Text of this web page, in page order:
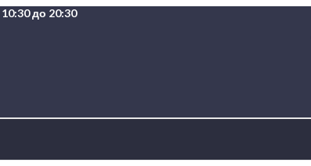
до 20:30